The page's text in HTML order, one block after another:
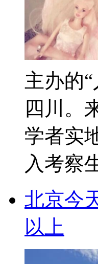
主办的
四川。
学者实
入考察
北京今
以上